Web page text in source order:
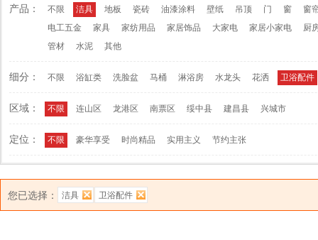
产品： 不限 洁具 地板 瓷砖 油漆涂料 壁纸 吊顶 门 窗
窗
电工五金
家具 家纺用品 家居饰品 大家电 家居小家电
厨
管材
水泥 其他
细分： 不限 浴缸类 洗脸盆 马桶 淋浴房 水龙头 花洒 卫浴配件
区域： 不限 连山区 龙港区 南票区 绥中县 建昌县 兴城市
定位： 不限 豪华享受 时尚精品 实用主义 节约主张
您已选择： 洁具 卫浴配件